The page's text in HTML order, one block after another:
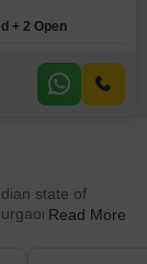
+ 2 Open
state of
Sector 49
Read More